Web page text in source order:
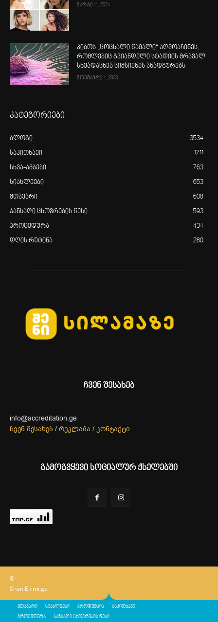
მარტი 11, 2024
კიბოს „ცოცხალი წამალი“ აღმოაჩინეს,
რომლებიც გვიანდელი სტადიის მრავალ
სხვადასხვა სიმსივნეს ანადგურებს
ნოემბერი 1, 2023
კატეგორიები
ბლოგი 3534
საკითხავი 1711
სხვა-ამბები 763
სიახლეები 653
მთავარი 608
ჯანსაღი ცხოვრების წესი 593
პროცედურა 434
დღის რუტინა 280
ჩვენ შესახებ
info@accreditation.ge
ჩვენ შესახებ / რეკლამა / კონტაქტი
გამოგვყევი სოციალურ ქსელებში
©
SheniEkimi.ge
მთავარი სიახლეები პროდუქცია საკითხავი
პროცედურა ჯანსაღი ცხოვრების წესი